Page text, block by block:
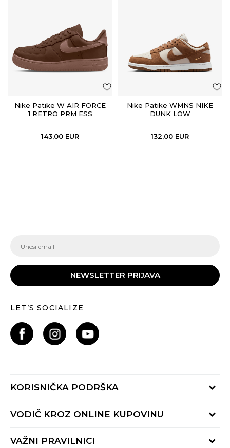
Nike Patike W AIR FORCE
1 RETRO PRM ESS
143,00 EUR
Nike Patike WMNS NIKE
DUNK LOW
132,00 EUR
NEWSLETTER PRIJAVA
LET’S SOCIALIZE
KORISNIČKA PODRŠKA
Provjeri status porudžbine
Radno vrijeme 9-16h
VODIČ KROZ ONLINE KUPOVINU
Načini isporuke
VAŽNI PRAVILNICI